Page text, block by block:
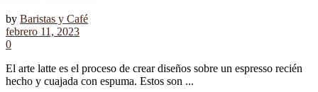
by Baristas y Café
febrero 11, 2023
0
El arte latte es el proceso de crear diseños sobre un espresso recién
hecho y cuajada con espuma. Estos son ...